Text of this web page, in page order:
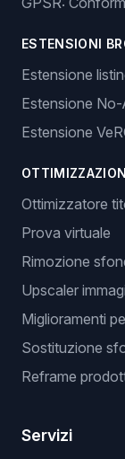
ESTENSIONI
Estensione
Estensione
Estensione
Ottimizzatore
Prova virtuale
Rimozione
Upscaler
Miglioramenti
Sostituzione
Reframe
Servizi